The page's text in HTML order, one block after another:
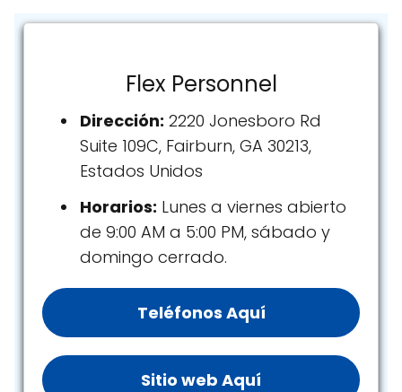
Flex Personnel
Dirección: 2220 Jonesboro Rd
Suite 109C, Fairburn, GA 30213,
Estados Unidos
Horarios: Lunes a viernes abierto
de 9:00 AM a 5:00 PM, sábado y
domingo cerrado.
Teléfonos Aquí
Sitio web Aquí